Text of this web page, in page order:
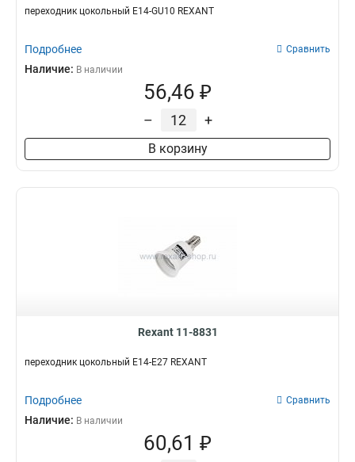
переходник цокольный Е14-GU10 REXANT
Подробнее Сравнить
Наличие: В наличии
56,46 ₽
– +
В корзину
Rexant 11-8831
переходник цокольный Е14-Е27 REXANT
Подробнее Сравнить
Наличие: В наличии
60,61 ₽